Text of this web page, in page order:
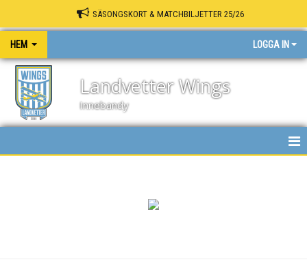
SÄSONGSKORT & MATCHBILJETTER 25/26
HEM LOGGA IN
Landvetter Wings
Innebandy